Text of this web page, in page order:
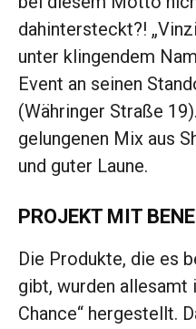
dahintersteckt?!
unter klingendem
Event an seinen
(Währinger Straße
gelungenen Mix aus
und guter Laune.
PROJEKT MIT
Die Produkte, die es
gibt, wurden allesamt
Chance“ hergestellt.